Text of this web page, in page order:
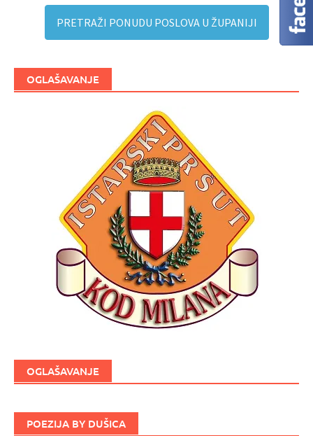
PRETRAŽI PONUDU POSLOVA U ŽUPANIJI
OGLAŠAVANJE
OGLAŠAVANJE
POEZIJA BY DUŠICA